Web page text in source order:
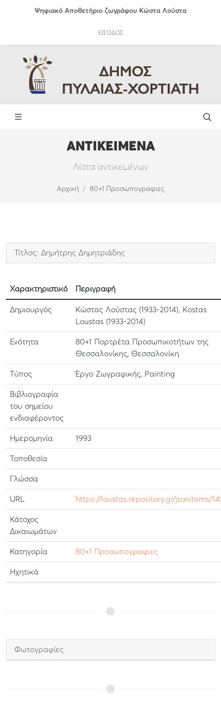
Ψηφιακό Αποθετήριο ζωγράφου Κώστα Λούστα
ΕΙΣΟΔΟΣ
ΑΝΤΙΚΕΙΜΕΝΑ
Λίστα αντικειμένων
Αρχική 80+1 Προσωπογραφιες
Τίτλος: Δημήτρης Δημητριάδης
Χαρακτηριστικό Περιγραφή
Δημιουργός
Κώστας Λούστας (1933-2014), Kostas
Loustas (1933-2014)
Ενότητα
80+1 Πορτρέτα Προσωπικοτήτων της
Θεσσαλονίκης, Θεσσαλονίκη
Τύπος Έργο Ζωγραφικής, Painting
Βιβλιογραφία
του σημείου
ενδιαφέροντος
Ημερομηνία 1993
Τοποθεσία
Γλώσσα
URL https://loustas.repository.gr/jsonitems/
Κάτοχος
Δικαιωμάτων
Κατηγορία 80+1 Προσωπογραφιες
Ηχητικά
Φωτογραφίες